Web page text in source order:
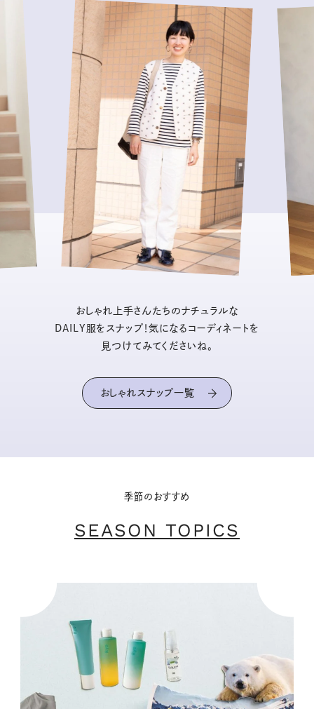
おしゃれ上手さんたちのナチュラルな
DAILY服をスナップ！気になるコーディネートを
見つけてみてくださいね。
おしゃれスナップ一覧
季節のおすすめ
SEASON TOPICS